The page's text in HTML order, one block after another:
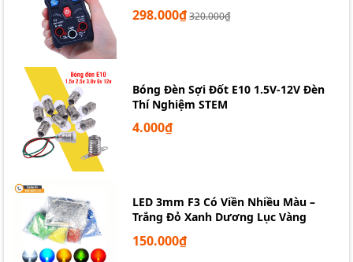
298.000₫320.000₫
Bóng Đèn Sợi Đốt E10 1.5V-12V Đèn
Thí Nghiệm STEM
4.000₫
LED 3mm F3 Có Viền Nhiều Màu –
Trắng Đỏ Xanh Dương Lục Vàng
150.000₫